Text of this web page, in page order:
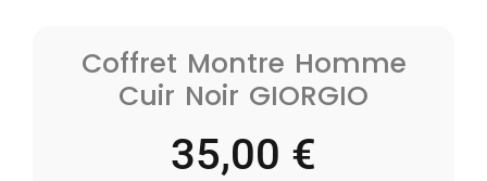
Coffret Montre Homme
Cuir Noir GIORGIO
35,00 €